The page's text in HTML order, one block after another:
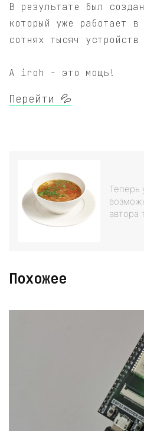
В результате был
который уже работает в
сотнях тысяч
А iroh - это мощь!
Перейти 💦
Теперь
автора
Похожее